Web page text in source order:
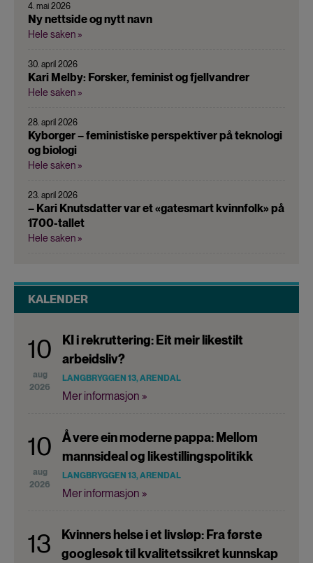
4. mai 2026
Ny nettside og nytt navn
Hele saken »
30. april 2026
Kari Melby: Forsker, feminist og fjellvandrer
Hele saken »
28. april 2026
Kyborger – feministiske perspektiver på teknologi
og biologi
Hele saken »
23. april 2026
– Kari Knutsdatter var et «gatesmart kvinnfolk» på
1700-tallet
Hele saken »
KALENDER
10
aug
2026
KI i rekruttering: Eit meir likestilt
arbeidsliv?
LANGBRYGGEN 13, ARENDAL
Mer informasjon »
10
aug
2026
Å vere ein moderne pappa: Mellom
mannsideal og likestillingspolitikk
LANGBRYGGEN 13, ARENDAL
Mer informasjon »
13
Kvinners helse i et livsløp: Fra første
googlesøk til kvalitetssikret kunnskap